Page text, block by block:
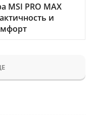
MSI PRO MAX
и